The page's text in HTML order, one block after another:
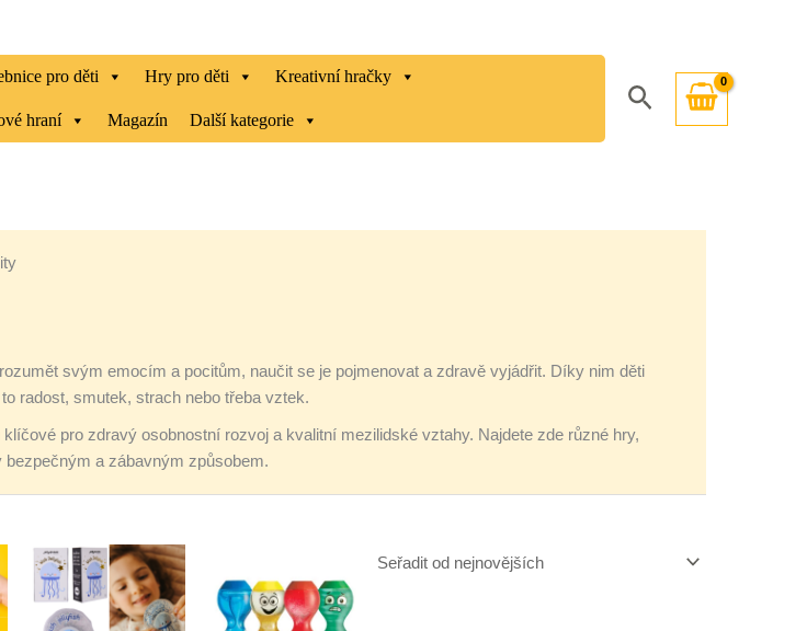
pro děti Hry pro děti Kreativní hračky
hraní Magazín Další kategorie
Hledat
svým emocím a pocitům, naučit se je pojmenovat a zdravě vyjádřit. Díky nim děti
radost, smutek, strach nebo třeba vztek.
pro zdravý osobnostní rozvoj a kvalitní mezilidské vztahy. Najdete zde různé hry,
a zábavným způsobem.